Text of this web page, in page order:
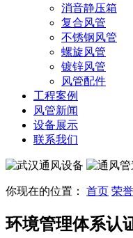
消音静压箱
复合风管
不锈钢风管
螺旋风管
镀锌风管
风管配件
工程案例
风管新闻
设备展示
联系我们
你现在的位置： 首页 荣
环境管理体系认